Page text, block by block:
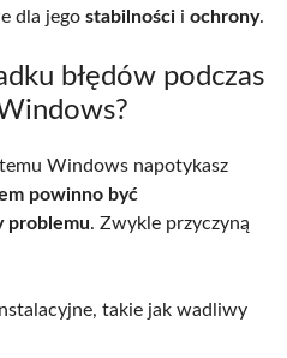
dla jego stabilności i ochrony.
błędów podczas
Windows napotykasz
powinno być
problemu. Zwykle przyczyną
takie jak wadliwy